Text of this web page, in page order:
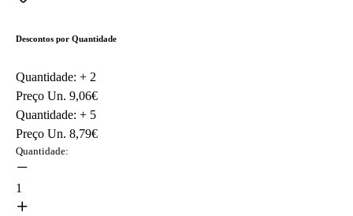
Descontos por Quantidade
Quantidade: + 2
Preço Un. 9,06€
Quantidade: + 5
Preço Un. 8,79€
Quantidade:
1